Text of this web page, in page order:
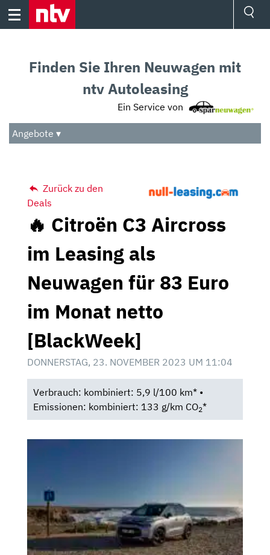
Skip
Audio
Das Beste
Finden Sie Ihren Neuwagen mit
ntv Autoleasing
Ein Service von
Angebote ▾
Zurück zu den
Deals
🔥 Citroën C3 Aircross
im Leasing als
Neuwagen für 83 Euro
im Monat netto
[BlackWeek]
DONNERSTAG, 23. NOVEMBER 2023 UM 11:04
Verbrauch: kombiniert: 5,9 l/100 km* •
Emissionen: kombiniert: 133 g/km CO2*